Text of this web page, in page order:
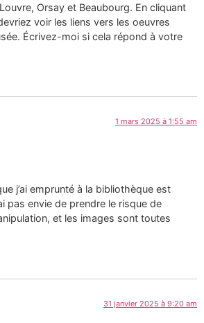
Orsay et Beaubourg. En cliquant
voir les liens vers les oeuvres
Écrivez-moi si cela répond à votre
1 mars 2025 à 1:55 am
j’ai emprunté à la bibliothèque est
pas envie de prendre le risque de
et les images sont toutes
31 janvier 2025 à 9:20 am